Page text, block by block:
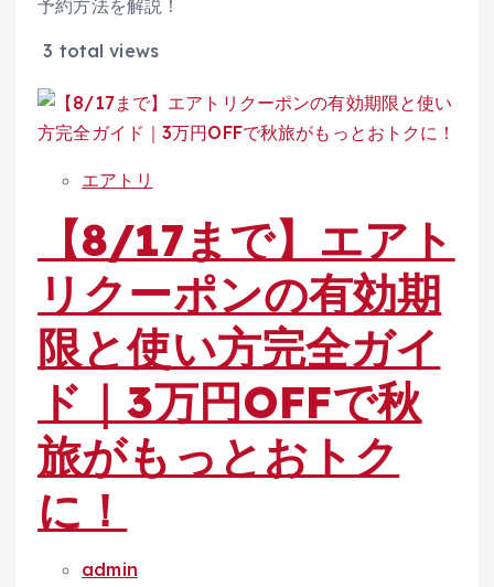
予約方法を解説！
3 total views
エアトリ
【8/17まで】エアト
リクーポンの有効期
限と使い方完全ガイ
ド｜3万円OFFで秋
旅がもっとおトク
に！
admin